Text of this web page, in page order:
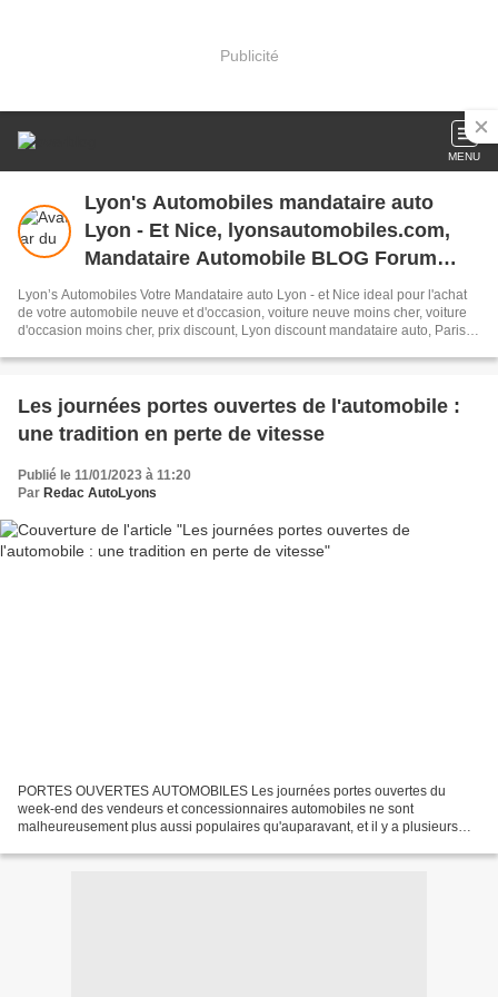
Publicité
MENU
Lyon's Automobiles mandataire auto
Lyon - Et Nice, lyonsautomobiles.com,
Mandataire Automobile BLOG Forum
Avis
Lyon’s Automobiles Votre Mandataire auto Lyon - et Nice ideal pour l'achat
de votre automobile neuve et d'occasion, voiture neuve moins cher, voiture
d'occasion moins cher, prix discount, Lyon discount mandataire auto, Paris
automobiles mandataire, Toulouse discount automobile mandataire, beynost
Annecy discount auto mandataire automobile, Bourg en bresse discount
autos mandataire, Clermont ferrand discount automobile mandataire, Nantes
autodiscount mandataire automobile, Bordeaux discount automobile
automobile mandataire, Saint etienne discount auto mandataire automobile,
Chanas discount autos mandataire automobile, Aix en provence auto
automobiles mandataire, marque N°1 DISCOUNT AUTO vous propose des
remises conséquentes sur votre voiture d'occasion récente et neuve, voiture
électrique. + de 800 véhicules en stock et immédiatement disponibles.
Les journées portes ouvertes de l'automobile :
une tradition en perte de vitesse
Publié le 11/01/2023 à 11:20
Par Redac AutoLyons
PORTES OUVERTES AUTOMOBILES Les journées portes ouvertes du
week-end des vendeurs et concessionnaires automobiles ne sont
malheureusement plus aussi populaires qu'auparavant, et il y a plusieurs